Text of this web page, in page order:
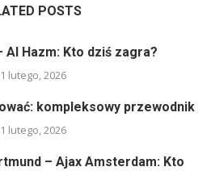
POSTS
Al Hazm: Kto dziś zagra?
lutego, 2026
kompleksowy przewodnik
lutego, 2026
– Ajax Amsterdam: Kto